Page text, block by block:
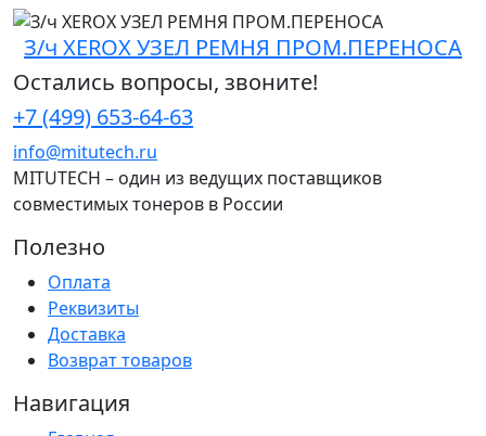
З/ч XEROX УЗЕЛ РЕМНЯ ПРОМ.ПЕРЕНОСА
Остались вопросы, звоните!
+7 (499) 653-64-63
info@mitutech.ru
MITUTECH – один из ведущих поставщиков
совместимых тонеров в России
Полезно
Оплата
Реквизиты
Доставка
Возврат товаров
Навигация